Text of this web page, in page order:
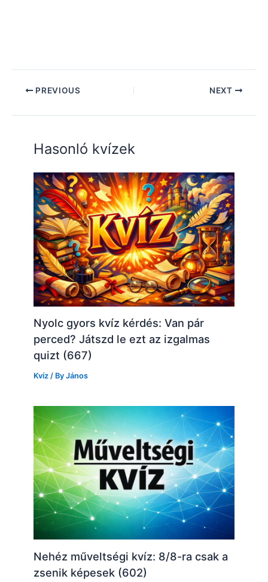
PREVIOUS NEXT
Hasonló kvízek
Nyolc gyors kvíz kérdés: Van pár
perced? Játszd le ezt az izgalmas
quizt (667)
Kvíz / ByJános
Nehéz műveltségi kvíz: 8/8-ra csak a
zsenik képesek (602)